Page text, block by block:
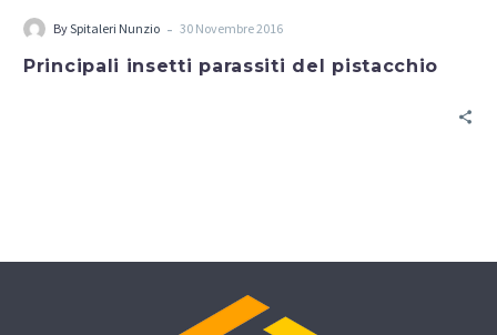
BySpitaleri Nunzio - 30 Novembre 2016
Principali insetti parassiti del pistacchio